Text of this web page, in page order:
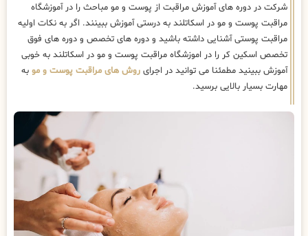
شرکت در دوره های آموزش مراقبت از پوست و مو مباحث را در آموزشگاه
مراقبت پوست و مو در اسکاتلند به درستی آموزش ببینند. اگر به نکات اولیه
مراقبت پوستی آشنایی داشته باشید و دوره های تخصص و دوره های فوق
تخصص اسکین کر را در اموزشگاه مراقبت پوست و مو در اسکاتلند به خوبی
آموزش ببینید مطمئنا می توانید در اجرای روش های مراقبت پوست و مو به
مهارت بسیار بالایی برسید.